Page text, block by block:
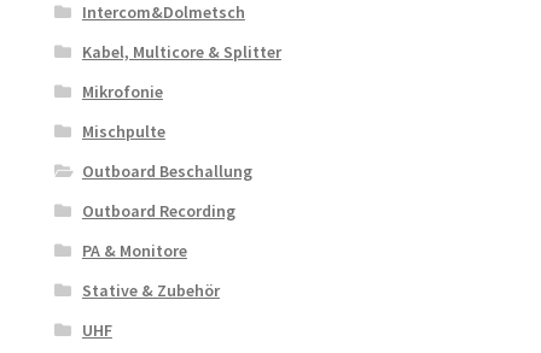
Intercom&Dolmetsch
Kabel, Multicore & Splitter
Mikrofonie
Mischpulte
Outboard Beschallung
Outboard Recording
PA & Monitore
Stative & Zubehör
UHF